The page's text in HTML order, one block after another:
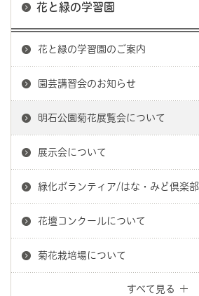
花と緑の学習園
花と緑の学習園のご案内
園芸講習会のお知らせ
明石公園菊花展覧会について
展示会について
緑化ボランティア/はな・みど倶楽
花壇コンクールについて
菊花栽培場について
すべて見る